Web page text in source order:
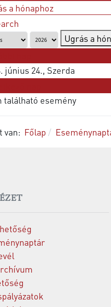
a hónaphoz
Ugrás a
június 24., Szerda
található esemény
van: Főlap